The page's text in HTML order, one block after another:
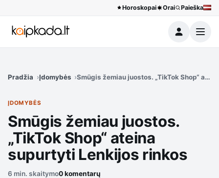
Horoskopai Orai Paieška
Meniu
Pradžia Įdomybės Smūgis žemiau juostos. „TikTok Shop“
ĮDOMYBĖS
Smūgis žemiau juostos.
„TikTok Shop“ ateina
supurtyti Lenkijos rinkos
6 min. skaitymo0 komentarų